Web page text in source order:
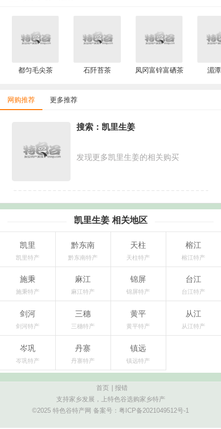
都匀毛尖茶 石阡苔茶 凤冈富锌富硒茶 湄
网购推荐 更多推荐
搜索：凯里生姜
发现更多凯里生姜的相关购买
凯里生姜 相关地区
凯里
凯里特产
黔东南
黔东南特产
天柱
天柱特产
榕江
榕江特产
施秉
施秉特产
麻江
麻江特产
锦屏
锦屏特产
台江
台江特产
剑河
剑河特产
三穗
三穗特产
黄平
黄平特产
从江
从江特产
岑巩
岑巩特产
丹寨
丹寨特产
镇远
镇远特产
首页 | 报错
支持家乡发展，上特色谷选购家乡特产
©2025 特色谷特产网 备案号： 粤ICP备2021049512号-1